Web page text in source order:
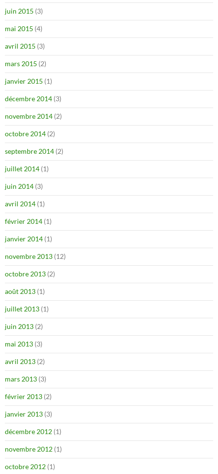
juin 2015 (3)
mai 2015 (4)
avril 2015 (3)
mars 2015 (2)
janvier 2015 (1)
décembre 2014 (3)
novembre 2014 (2)
octobre 2014 (2)
septembre 2014 (2)
juillet 2014 (1)
juin 2014 (3)
avril 2014 (1)
février 2014 (1)
janvier 2014 (1)
novembre 2013 (12)
octobre 2013 (2)
août 2013 (1)
juillet 2013 (1)
juin 2013 (2)
mai 2013 (3)
avril 2013 (2)
mars 2013 (3)
février 2013 (2)
janvier 2013 (3)
décembre 2012 (1)
novembre 2012 (1)
octobre 2012 (1)